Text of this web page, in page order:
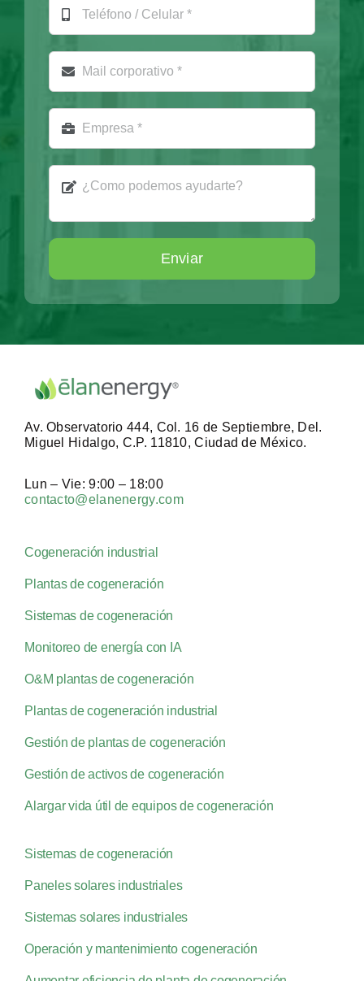
Enviar
Av. Observatorio 444, Col. 16 de Septiembre, Del.
Miguel Hidalgo, C.P. 11810, Ciudad de México.
Lun – Vie: 9:00 – 18:00
contacto@elanenergy.com
Cogeneración industrial
Plantas de cogeneración
Sistemas de cogeneración
Monitoreo de energía con IA
O&M plantas de cogeneración
Plantas de cogeneración industrial
Gestión de plantas de cogeneración
Gestión de activos de cogeneración
Alargar vida útil de equipos de cogeneración
Sistemas de cogeneración
Paneles solares industriales
Sistemas solares industriales
Operación y mantenimiento cogeneración